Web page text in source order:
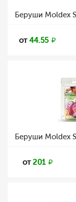
Беруши Moldex
от44.55
Беруши Moldex
от201